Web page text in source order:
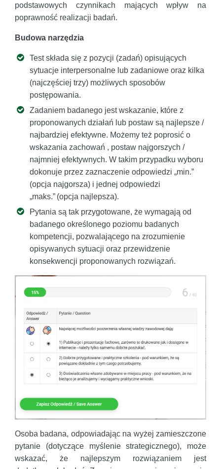
podstawowych czynnikach mających wpływ na
poprawność realizacji badań.
Budowa narzędzia
Test składa się z pozycji (zadań) opisujących
sytuacje interpersonalne lub zadaniowe oraz kilka
(najczęściej trzy) możliwych sposobów
postępowania.
Zadaniem badanego jest wskazanie, które z
proponowanych działań lub postaw są najlepsze /
najbardziej efektywne. Możemy też poprosić o
wskazania zachowań , postaw najgorszych /
najmniej efektywnych. W takim przypadku wyboru
dokonuje przez zaznaczenie odpowiedzi „min.”
(opcja najgorsza) i jednej odpowiedzi
„maks.” (opcja najlepsza).
Pytania są tak przygotowane, że wymagają od
badanego określonego poziomu badanych
kompetencji, pozwalającego na zrozumienie
opisywanych sytuacji oraz przewidzenie
konsekwencji proponowanych rozwiązań.
Osoba badana, odpowiadając na wyżej zamieszczone
pytanie (dotyczące myślenie strategicznego), może
wskazać, że najlepszym rozwiązaniem jest